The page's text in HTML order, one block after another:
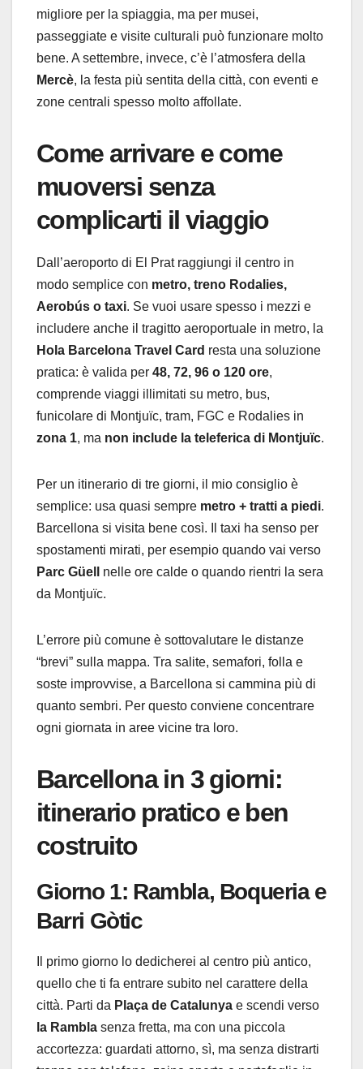
migliore per la spiaggia, ma per musei,
passeggiate e visite culturali può funzionare molto
bene. A settembre, invece, c’è l’atmosfera della
Mercè, la festa più sentita della città, con eventi e
zone centrali spesso molto affollate.
Come arrivare e come
muoversi senza
complicarti il viaggio
Dall’aeroporto di El Prat raggiungi il centro in
modo semplice con metro, treno Rodalies,
Aerobús o taxi. Se vuoi usare spesso i mezzi e
includere anche il tragitto aeroportuale in metro, la
Hola Barcelona Travel Card resta una soluzione
pratica: è valida per 48, 72, 96 o 120 ore,
comprende viaggi illimitati su metro, bus,
funicolare di Montjuïc, tram, FGC e Rodalies in
zona 1, ma non include la teleferica di Montjuïc.
Per un itinerario di tre giorni, il mio consiglio è
semplice: usa quasi sempre metro + tratti a piedi.
Barcellona si visita bene così. Il taxi ha senso per
spostamenti mirati, per esempio quando vai verso
Parc Güell
nelle ore calde o quando rientri la sera
da Montjuïc.
L’errore più comune è sottovalutare le distanze
“brevi” sulla mappa. Tra salite, semafori, folla e
soste improvvise, a Barcellona si cammina più di
quanto sembri. Per questo conviene concentrare
ogni giornata in aree vicine tra loro.
Barcellona in 3 giorni:
itinerario pratico e ben
costruito
Giorno 1: Rambla, Boqueria e
Barri Gòtic
Il primo giorno lo dedicherei al centro più antico,
quello che ti fa entrare subito nel carattere della
città. Parti da Plaça de Catalunya e scendi verso
la Rambla senza fretta, ma con una piccola
accortezza: guardati attorno, sì, ma senza distrarti